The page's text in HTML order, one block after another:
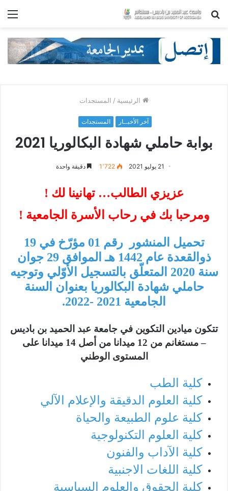
بحث
الرئيسية / المستجدات
آخر الأخبــار المستجدات
بوابة حاملي شهادة البكالوريا 2021
21 يوليو 2021 1٬722 دقيقة واحدة
عزيزي الطالب… تهانينا لك !
ومرحبا بك في رحاب الأسرة الجامعية !
تحميل المنشور رقم 01 مؤرّخ في 19
ذوالقعدة عام 1442 هـ الموافق 29 جوان
سنة 2020 المتعلّق بالتسجيل الأوّلي وتوجيه
حاملي شهادة البكالوريا بعنوان السنة
الجامعية 2021 -2022.
تتكون ميادين التكوين في جامعة عبد الحميد بن باديس
– مستغانم من 12 ميدانا من أصل 14 ميدانا على
المستوى الوطني
كلية الطب
كلية العلوم الدقيقة والإعلام الآلي
كلية علوم الطبيعة والحياة
كلية العلوم التكنولوجية
كلية الآداب والفنون
كلية اللغات الاجنبية
كلية الحقوق والعلوم السياسية